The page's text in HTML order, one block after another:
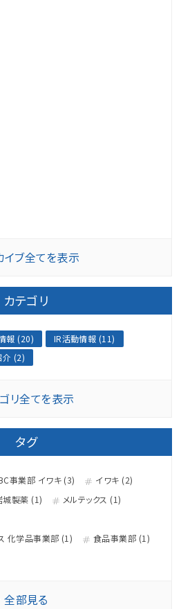
イブ全てを表示
カテゴリ
報 (20)
IR活動情報 (11)
介 (2)
リ全てを表示
タグ
事業部 イワキ (3)
イワキ (2)
城製薬 (1)
メルテックス (1)
化学品事業部 (1)
食品事業部 (1)
全部見る